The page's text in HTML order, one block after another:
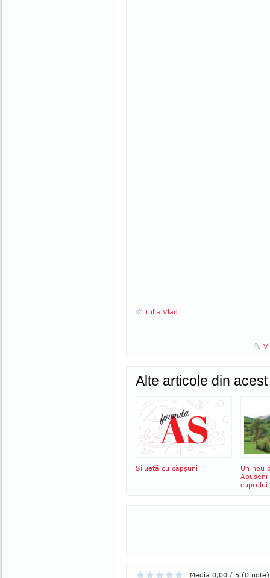
Iulia Vlad
Alte articole din
Siluetă cu căpşuni
Un nou
cuprului
Media 0,00 / 5 (0 note)